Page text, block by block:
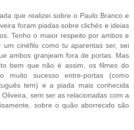
que realizei sobre o Paulo Branco e
foram piadas sobre clichés e ideias
Tenho o maior respeito por ambos e
um cinéfilo como tu aparentas ser, sei
ambos granjeam fora de portas. Mas
bem que não é assim, os filmes do
muito sucesso entre-portas (como
tem) e a piada mais conhecida
sem ser as relacionadas com a
sobre o quão aborrecido são